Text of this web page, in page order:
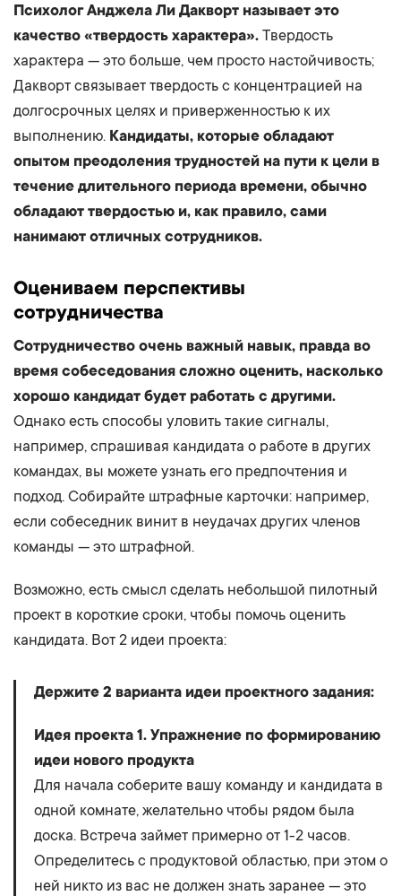
Психолог Анджела Ли Дакворт называет это
качество «твердость характера». Твердость
характера — это больше, чем просто настойчивость;
Дакворт связывает твердость с концентрацией на
долгосрочных целях и приверженностью к их
выполнению. Кандидаты, которые обладают
опытом преодоления трудностей на пути к цели в
течение длительного периода времени, обычно
обладают твердостью и, как правило, сами
нанимают отличных сотрудников.
Оцениваем перспективы
сотрудничества
Сотрудничество очень важный навык, правда во
время собеседования сложно оценить, насколько
хорошо кандидат будет работать с другими.
Однако есть способы уловить такие сигналы,
например, спрашивая кандидата о работе в других
командах, вы можете узнать его предпочтения и
подход. Собирайте штрафные карточки: например,
если собеседник винит в неудачах других членов
команды — это штрафной.
Возможно, есть смысл сделать небольшой пилотный
проект в короткие сроки, чтобы помочь оценить
кандидата. Вот 2 идеи проекта:
Держите 2 варианта идеи проектного задания:
Идея проекта 1. Упражнение по формированию
идеи нового продукта
Для начала соберите вашу команду и кандидата в
одной комнате, желательно чтобы рядом была
доска. Встреча займет примерно от 1-2 часов.
Определитесь с продуктовой областью, при этом о
ней никто из вас не должен знать заранее — это